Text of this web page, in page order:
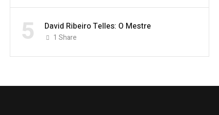
5 David Ribeiro Telles: O Mestre
1 Share